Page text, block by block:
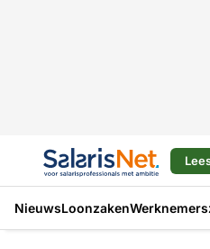
NieuwsLoonzaken